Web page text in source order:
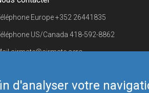
d'analyser votre
Europe+352 26441835
US/Canada 418-592-8862
airmate@airmate.aero